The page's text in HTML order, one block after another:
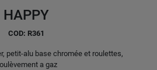
HAPPY
COD: R361
petit-alu base chromée et roulettes,
a gaz